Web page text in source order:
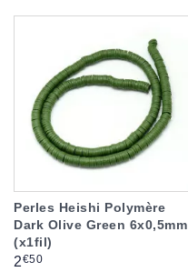
Perles Heishi Polymère
Dark Olive Green 6x0,5mm
(x1fil)
Prix
2€50